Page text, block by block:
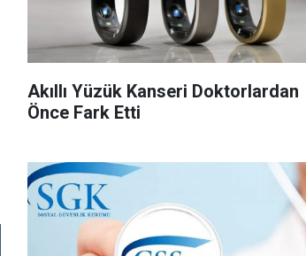
Akıllı Yüzük Kanseri Doktorlardan
Önce Fark Etti